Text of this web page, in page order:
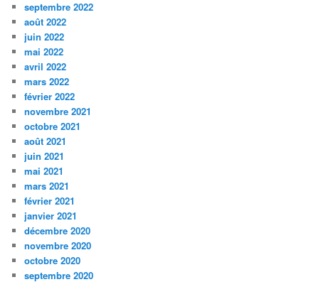
septembre 2022
août 2022
juin 2022
mai 2022
avril 2022
mars 2022
février 2022
novembre 2021
octobre 2021
août 2021
juin 2021
mai 2021
mars 2021
février 2021
janvier 2021
décembre 2020
novembre 2020
octobre 2020
septembre 2020